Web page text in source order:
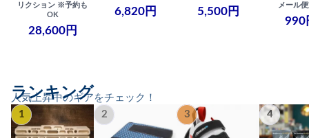
リクション ※予約も
OK
28,600円
6,820円 5,500円
メール
990
人気上昇中のギアをチェック！
ランキング
1 2 3 4